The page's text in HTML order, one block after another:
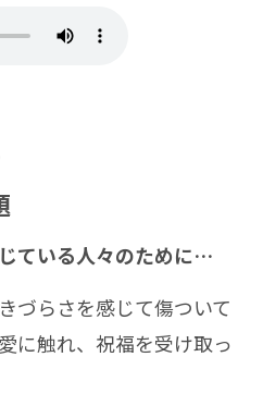
ている人々のために…
づらさを感じて傷ついて
に触れ、祝福を受け取っ